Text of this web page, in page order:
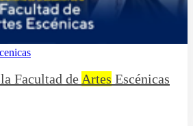
Facultad de Artes Escénicas